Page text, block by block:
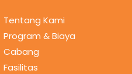
Tentang Kami
Program & Biaya
Cabang
Fasilitas